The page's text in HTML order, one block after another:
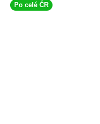
Po celé ČR